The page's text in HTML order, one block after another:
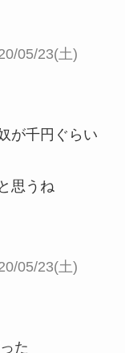
05/23(土)
が千円ぐらい
思うね
05/23(土)
た